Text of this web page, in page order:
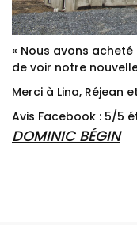
« Nous avons
de voir notre
Merci à Lina, Réjean
Avis Facebook : 5/5
DOMINIC BÉGIN